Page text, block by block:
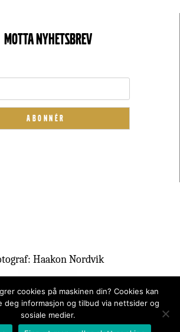
MOTTA NYHETSBREV
Haakon Nordvik
cookies på maskinen din? Cookies kan
deg informasjon og tilbud via nettsider og
sosiale medier.